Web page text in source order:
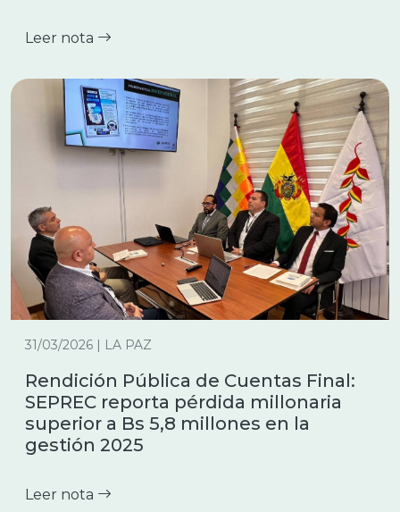
Leer nota
31/03/2026 | LA PAZ
Rendición Pública de Cuentas Final:
SEPREC reporta pérdida millonaria
superior a Bs 5,8 millones en la
gestión 2025
Leer nota